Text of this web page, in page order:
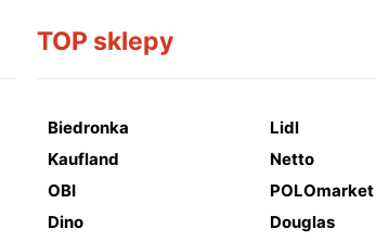
TOP sklepy
Biedronka Lidl
Kaufland
Netto
OBI
POLOmarket
Dino
Douglas